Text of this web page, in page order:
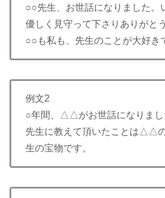
○○先生、お世話になりました
優しく見守って下さりありがと
○○も私も、先生のことが大好き
例文2
○年間、△△がお世話になりまし
先生に教えて頂いたことは△△
生の宝物です。